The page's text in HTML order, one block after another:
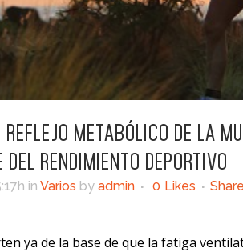
REFLEJO METABÓLICO DE LA
DEL RENDIMIENTO DEPORTIVO
in Varios by admin 0 Likes Share
ya de la base de que la fatiga